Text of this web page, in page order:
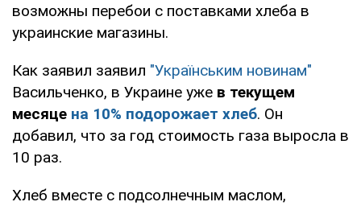
возможны перебои с поставками хлеба в
украинские магазины.
Как заявил заявил "Українським новинам"
Васильченко, в Украине уже в текущем
месяце на 10% подорожает хлеб. Он
добавил, что за год стоимость газа выросла в
10 раз.
Хлеб вместе с подсолнечным маслом,